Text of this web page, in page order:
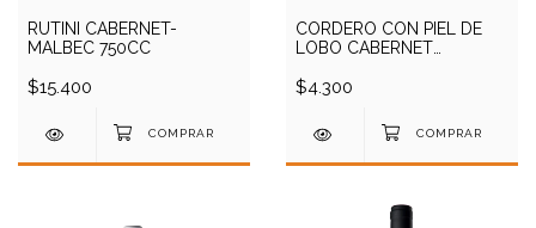
RUTINI CABERNET-
MALBEC 750CC
$15.400
CORDERO CON PIEL DE
LOBO CABERNET
$4.300